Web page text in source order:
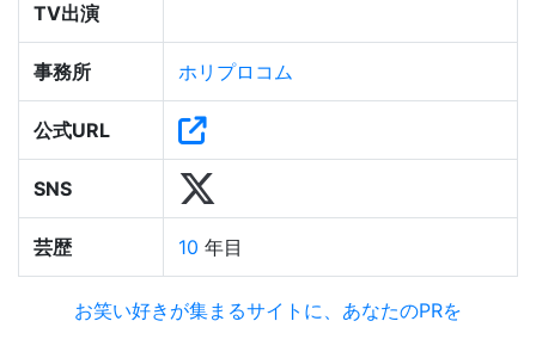
TV出演
事務所 ホリプロコム
公式URL
SNS
芸歴 10 年目
お笑い好きが集まるサイトに、あなたのPRを